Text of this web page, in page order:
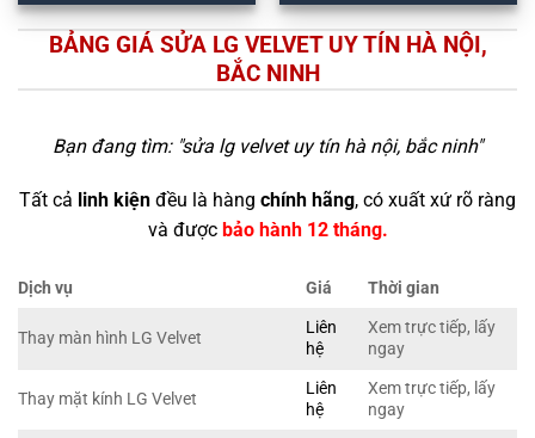
BẢNG GIÁ SỬA LG VELVET UY TÍN HÀ NỘI,
BẮC NINH
Bạn đang tìm: "sửa lg velvet uy tín hà nội, bắc ninh"
Tất cả linh kiện đều là hàng chính hãng, có xuất xứ rõ ràng
và được bảo hành 12 tháng.
Dịch vụ Giá Thời gian
Thay màn hình LG Velvet
Liên
hệ
Xem trực tiếp, lấy
ngay
Thay mặt kính LG Velvet
Liên
hệ
Xem trực tiếp, lấy
ngay